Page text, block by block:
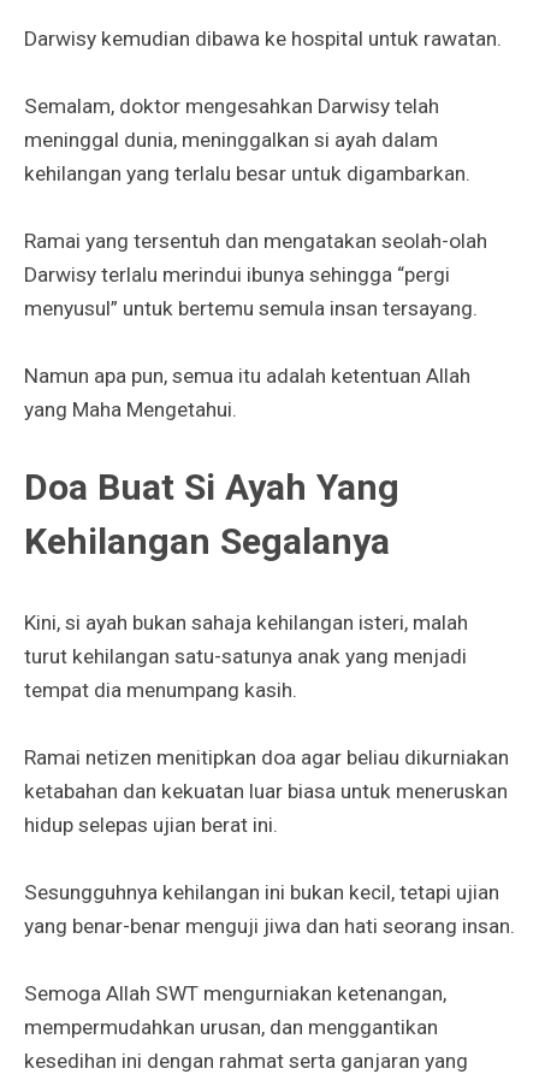
Darwisy kemudian dibawa ke hospital untuk rawatan.
Semalam, doktor mengesahkan Darwisy telah
meninggal dunia, meninggalkan si ayah dalam
kehilangan yang terlalu besar untuk digambarkan.
Ramai yang tersentuh dan mengatakan seolah-olah
Darwisy terlalu merindui ibunya sehingga “pergi
menyusul” untuk bertemu semula insan tersayang.
Namun apa pun, semua itu adalah ketentuan Allah
yang Maha Mengetahui.
Doa Buat Si Ayah Yang
Kehilangan Segalanya
Kini, si ayah bukan sahaja kehilangan isteri, malah
turut kehilangan satu-satunya anak yang menjadi
tempat dia menumpang kasih.
Ramai netizen menitipkan doa agar beliau dikurniakan
ketabahan dan kekuatan luar biasa untuk meneruskan
hidup selepas ujian berat ini.
Sesungguhnya kehilangan ini bukan kecil, tetapi ujian
yang benar-benar menguji jiwa dan hati seorang insan.
Semoga Allah SWT mengurniakan ketenangan,
mempermudahkan urusan, dan menggantikan
kesedihan ini dengan rahmat serta ganjaran yang